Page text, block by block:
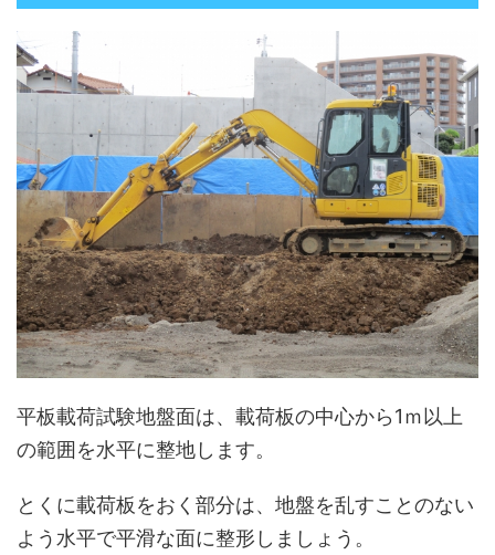
平板載荷試験地盤面は、載荷板の中心から1ｍ以上
の範囲を水平に整地します。
とくに載荷板をおく部分は、地盤を乱すことのない
よう水平で平滑な面に整形しましょう。